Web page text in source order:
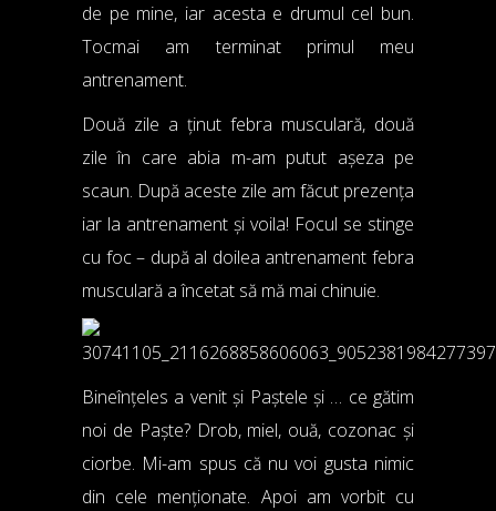
de pe mine, iar acesta e drumul cel bun.
Tocmai am terminat primul meu
antrenament.
Două zile a ținut febra musculară, două
zile în care abia m-am putut așeza pe
scaun. După aceste zile am făcut prezența
iar la antrenament și voila! Focul se stinge
cu foc – după al doilea antrenament febra
musculară a încetat să mă mai chinuie.
Bineînțeles a venit și Paștele și … ce gătim
noi de Paște? Drob, miel, ouă, cozonac și
ciorbe. Mi-am spus că nu voi gusta nimic
din cele menționate. Apoi am vorbit cu